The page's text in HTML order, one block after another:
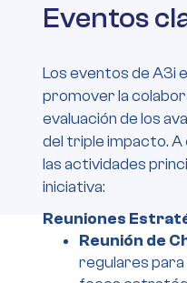
Eventos
Los eventos de A3i
promover la
evaluación de los
del triple impacto.
las actividades
iniciativa:
Reuniones
Reunión de
regulares para